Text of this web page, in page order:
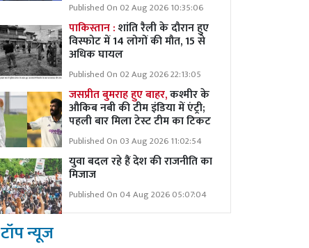
Published On 02 Aug 2026 10:35:06
पाकिस्तान :शांति रैली के दौरान हुए
विस्फोट में 14 लोगों की मौत, 15 से
अधिक घायल
Published On 02 Aug 2026 22:13:05
जसप्रीत बुमराह हुए बाहर,कश्मीर के
औकिब नबी की टीम इंडिया में एंट्री;
पहली बार मिला टेस्ट टीम का टिकट
Published On 03 Aug 2026 11:02:54
युवा बदल रहे हैं देश की राजनीति का
मिजाज
Published On 04 Aug 2026 05:07:04
टॉप न्यूज